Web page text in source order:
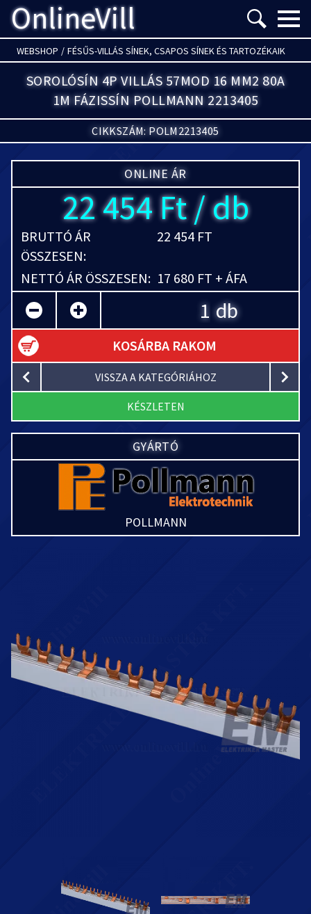
OnlineVill Menü
WEBSHOP / FÉSŰS-VILLÁS SÍNEK, CSAPOS SÍNEK ÉS TARTOZÉKAIK
SOROLÓSÍN 4P VILLÁS 57MOD 16 MM2 80A
1M FÁZISSÍN POLLMANN 2213405
CIKKSZÁM: POLM2213405
ONLINE ÁR
22 454 Ft / db
BRUTTÓ ÁR
ÖSSZESEN:
22 454 FT
NETTÓ ÁR ÖSSZESEN: 17 680 FT + ÁFA
db
KOSÁRBA RAKOM
VISSZA A KATEGÓRIÁHOZ
KÉSZLETEN
GYÁRTÓ
POLLMANN